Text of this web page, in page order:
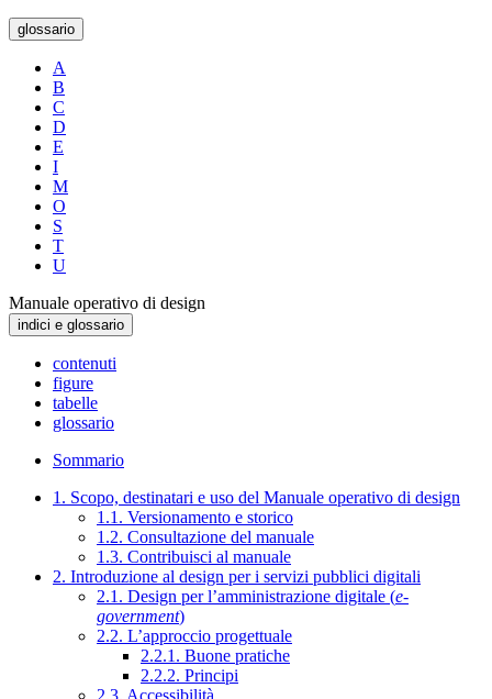
glossario
A
B
C
D
E
I
M
O
S
T
U
Manuale operativo di design
indici e glossario
contenuti
figure
tabelle
glossario
Sommario
1. Scopo, destinatari e uso del Manuale operativo di design
1.1. Versionamento e storico
1.2. Consultazione del manuale
1.3. Contribuisci al manuale
2. Introduzione al design per i servizi pubblici digitali
2.1. Design per l’amministrazione digitale (e-
government)
2.2. L’approccio progettuale
2.2.1. Buone pratiche
2.2.2. Principi
2.3. Accessibilità